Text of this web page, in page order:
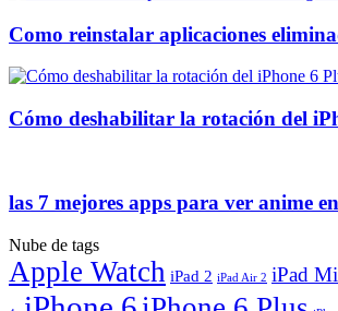
Como reinstalar aplicaciones
Cómo deshabilitar la rotación del
las 7 mejores apps para ver anime
Nube de tags
Apple Watch iPad 2 iPad Air 2 iPad